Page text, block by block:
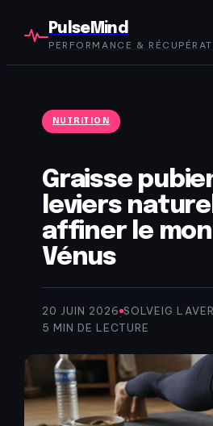
PulseMind
PERFORMANCE &
NUTRITION
Graisse
leviers
affiner le
Vénus
20 JUIN 2026·SOLVEIG
5 MIN DE LECTURE